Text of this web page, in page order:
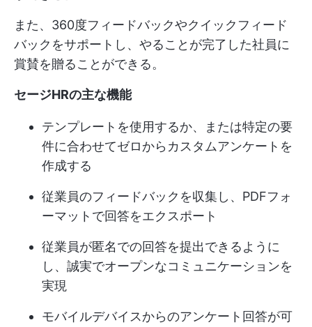
また、360度フィードバックやクイックフィード
バックをサポートし、やることが完了した社員に
賞賛を贈ることができる。
セージHRの主な機能
テンプレートを使用するか、または特定の要
件に合わせてゼロからカスタムアンケートを
作成する
従業員のフィードバックを収集し、PDFフォ
ーマットで回答をエクスポート
従業員が匿名での回答を提出できるように
し、誠実でオープンなコミュニケーションを
実現
モバイルデバイスからのアンケート回答が可